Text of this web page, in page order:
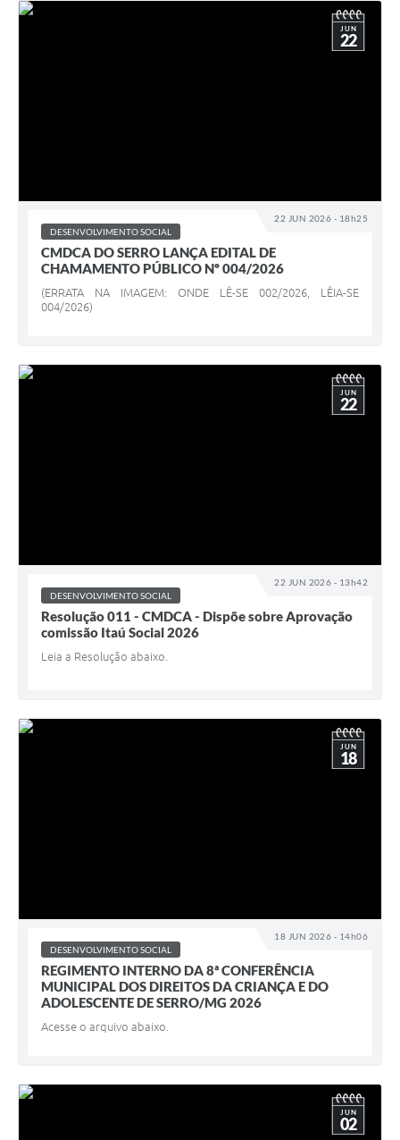
22 JUN 2026 - 18h25
JUN
22
DESENVOLVIMENTO SOCIAL
CMDCA DO SERRO LANÇA EDITAL DE
CHAMAMENTO PÚBLICO Nº 004/2026
(ERRATA NA IMAGEM: ONDE LÊ-SE 002/2026, LÊIA-SE
004/2026)
22 JUN 2026 - 13h42
JUN
22
DESENVOLVIMENTO SOCIAL
Resolução 011 - CMDCA - Dispõe sobre Aprovação
comissão Itaú Social 2026
Leia a Resolução abaixo.
18 JUN 2026 - 14h06
JUN
18
DESENVOLVIMENTO SOCIAL
REGIMENTO INTERNO DA 8ª CONFERÊNCIA
MUNICIPAL DOS DIREITOS DA CRIANÇA E DO
ADOLESCENTE DE SERRO/MG 2026
Acesse o arquivo abaixo.
JUN
02